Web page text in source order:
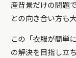
産背景だけの問題
との向き合い方も
この「衣服が簡単
の解決を目指し立